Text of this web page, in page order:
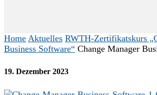
Home Aktuelles RWTH-Zertifikatskurs
Business Software“ Change Manager
19. Dezember 2023